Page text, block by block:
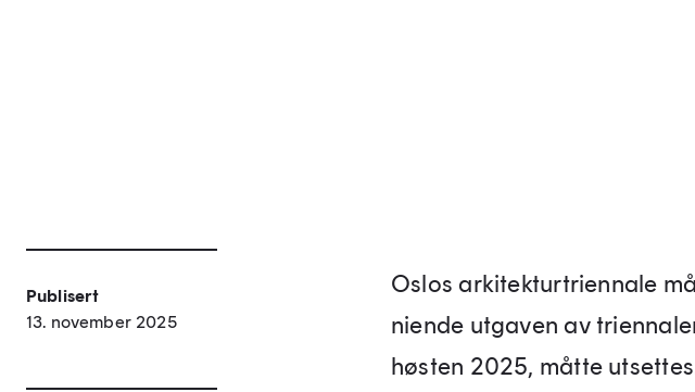
Publisert
13. november 2025
Oslos arkitekturtriennale
niende utgaven av
høsten 2025, måtte